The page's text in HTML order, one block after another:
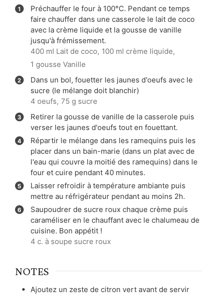
Préchauffer le four à 100°C. Pendant ce temps
faire chauffer dans une casserole le lait de coco
avec la crème liquide et la gousse de vanille
jusqu'à frémissement.
400 ml Lait de coco, 100 ml crème liquide,
1 gousse Vanille
Dans un bol, fouetter les jaunes d'oeufs avec le
sucre (le mélange doit blanchir)
4 oeufs, 75 g sucre
Retirer la gousse de vanille de la casserole puis
verser les jaunes d'oeufs tout en fouettant.
Répartir le mélange dans les ramequins puis les
placer dans un bain-marie (dans un plat avec de
l'eau qui couvre la moitié des ramequins) dans le
four et cuire pendant 40 minutes.
Laisser refroidir à température ambiante puis
mettre au réfrigérateur pendant au moins 2h.
Saupoudrer de sucre roux chaque crème puis
caraméliser en le chauffant avec le chalumeau de
cuisine. Bon appétit !
4 c. à soupe sucre roux
NOTES
Ajoutez un zeste de citron vert avant de servir